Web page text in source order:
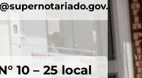
10 – 25 local